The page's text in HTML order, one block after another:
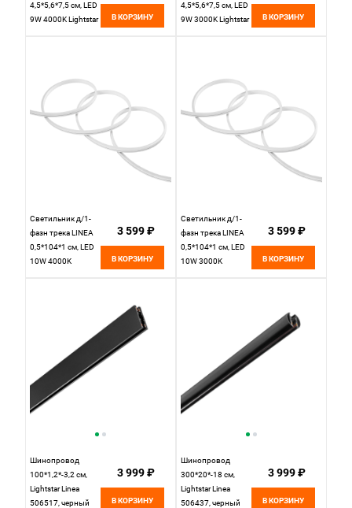
4,5*5,6*7,5 см, LED
9W 4000K Lightstar
В КОРЗИНУ
4,5*5,6*7,5 см, LED
9W 3000K Lightstar
В КОРЗИНУ
Светильник д/1-
фазн трека LINEA
0,5*104*1 см, LED
10W 4000K
3 599 ₽
В КОРЗИНУ
Светильник д/1-
фазн трека LINEA
0,5*104*1 см, LED
10W 3000K
3 599 ₽
В КОРЗИНУ
Шинопровод
100*1,2*-3,2 см,
Lightstar Linea
506517, черный
3 999 ₽
В КОРЗИНУ
Шинопровод
300*20*-18 см,
Lightstar Linea
506437, черный
3 999 ₽
В КОРЗИНУ